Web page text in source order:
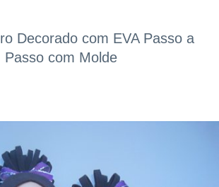
Decorado com EVA Passo a
Passo com Molde